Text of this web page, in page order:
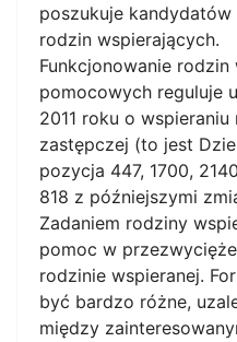
poszukuje kandydatów
rodzin wspierających.
Funkcjonowanie
pomocowych reguluje
2011 roku o
zastępczej (to jest
pozycja 447, 1700,
818 z późniejszymi
Zadaniem rodziny
pomoc w
rodzinie wspieranej.
być bardzo różne,
między